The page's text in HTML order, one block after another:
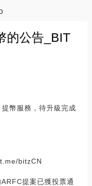
的公告_BIT
幣服務，待升級完成
bitzCN
提案已獲投票通